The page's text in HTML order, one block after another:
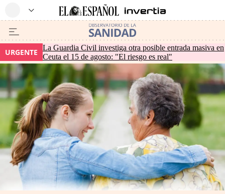
URGENTE
La Guardia Civil investiga otra posible entrada masiva en
Ceuta el 15 de agosto: "El riesgo es real"